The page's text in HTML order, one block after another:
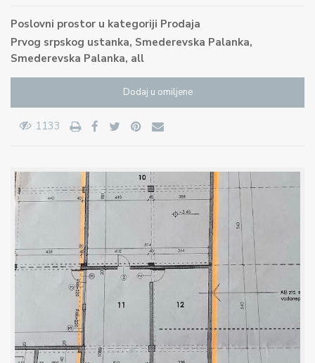
Poslovni prostor u kategoriji Prodaja
Prvog srpskog ustanka, Smederevska Palanka,
Smederevska Palanka, all
Dodaj u omiljene
1133